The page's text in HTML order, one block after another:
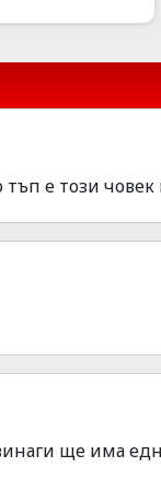
е този човек
ще има